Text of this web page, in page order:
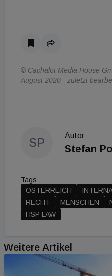
© Cachalot Media House
August 2020 - zuletzt
SP
Autor
Stefan
Tags
ÖSTERREICH
RECHT
MENSCHEN
HSP LAW
Weitere Artikel